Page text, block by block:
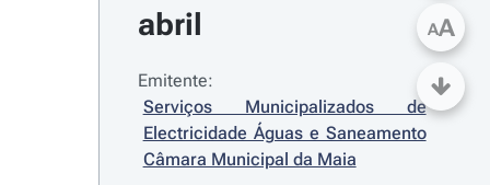
abril
Emitente:
Serviços Municipalizados de
Electricidade Águas e Saneamento
Câmara Municipal da Maia
AA